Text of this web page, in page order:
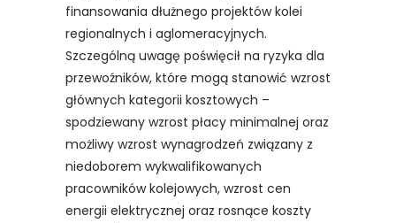
finansowania dłużnego projektów kolei
regionalnych i aglomeracyjnych.
Szczególną uwagę poświęcił na ryzyka dla
przewoźników, które mogą stanowić wzrost
głównych kategorii kosztowych –
spodziewany wzrost płacy minimalnej oraz
możliwy wzrost wynagrodzeń związany z
niedoborem wykwalifikowanych
pracowników kolejowych, wzrost cen
energii elektrycznej oraz rosnące koszty